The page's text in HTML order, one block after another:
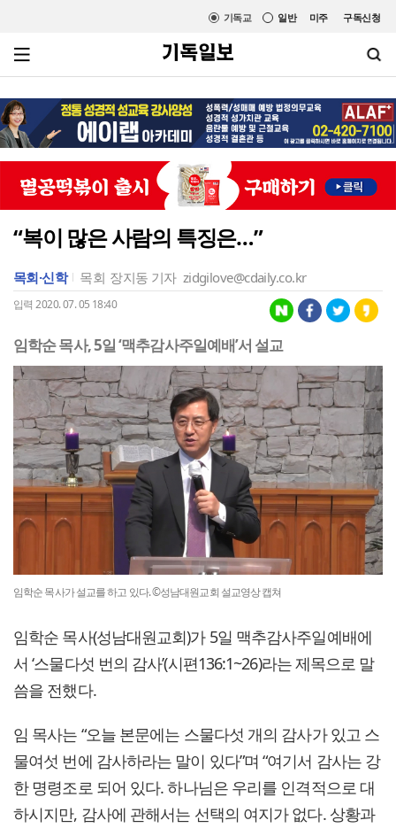
미주 구독신청
일반
기독교
“복이 많은 사람의 특징은…”
목회·신학 목회 장지동 기자 zidgilove@cdaily.co.kr
입력 2020. 07. 05 18:40
임학순 목사, 5일 ‘맥추감사주일예배’서 설교
임학순 목사가 설교를 하고 있다. ©성남대원교회 설교영상 캡쳐
임학순 목사(성남대원교회)가 5일 맥추감사주일예배에
서 ‘스물다섯 번의 감사’(시편136:1~26)라는 제목으로 말
씀을 전했다.
임 목사는 “오늘 본문에는 스물다섯 개의 감사가 있고 스
물여섯 번에 감사하라는 말이 있다”며 “여기서 감사는 강
한 명령조로 되어 있다. 하나님은 우리를 인격적으로 대
하시지만, 감사에 관해서는 선택의 여지가 없다. 상황과